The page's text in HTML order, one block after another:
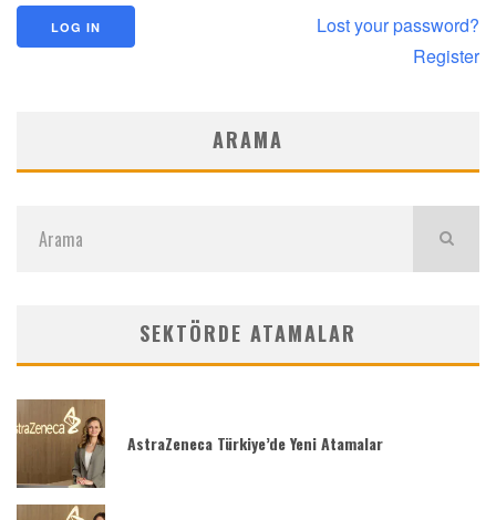
Lost your password?
Register
ARAMA
SEKTÖRDE ATAMALAR
AstraZeneca Türkiye’de Yeni Atamalar